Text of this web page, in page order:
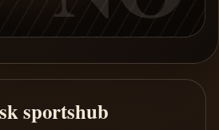
sportshub